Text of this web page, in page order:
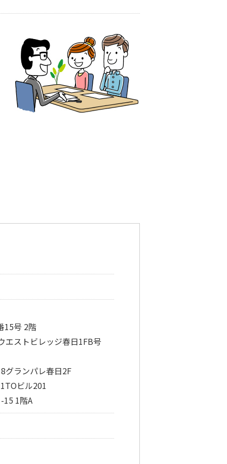
15号 2階
エストビレッジ春日1FB号
グランパレ春日2F
ビル201
15 1階A